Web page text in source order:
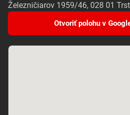
Železničiarov 1959/46, 028 01
Otvoriť polohu v